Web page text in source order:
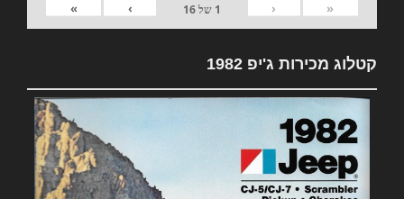
«
‹
1 של16
›
»
קטלוג מכירות ג'יפ 1982